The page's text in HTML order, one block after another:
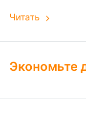
Читать
Экономьте